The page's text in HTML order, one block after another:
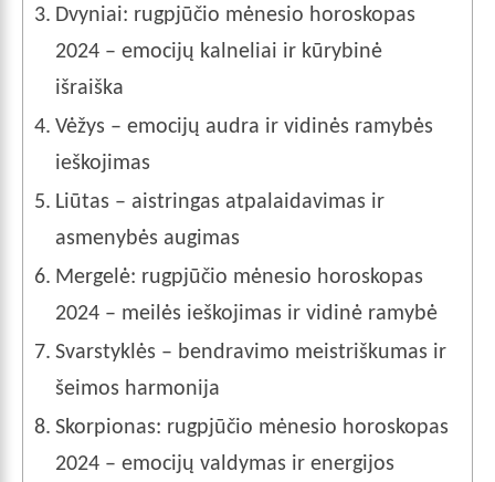
Dvyniai: rugpjūčio mėnesio horoskopas
2024 – emocijų kalneliai ir kūrybinė
išraiška
Vėžys – emocijų audra ir vidinės ramybės
ieškojimas
Liūtas – aistringas atpalaidavimas ir
asmenybės augimas
Mergelė: rugpjūčio mėnesio horoskopas
2024 – meilės ieškojimas ir vidinė ramybė
Svarstyklės – bendravimo meistriškumas ir
šeimos harmonija
Skorpionas: rugpjūčio mėnesio horoskopas
2024 – emocijų valdymas ir energijos